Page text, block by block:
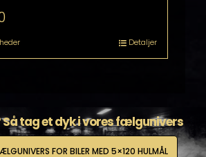
Dette
vare
kan
vælges
på
Detaljer
tag et dyk i vores fælgunivers
FOR BILER MED 5×120 HULMÅL